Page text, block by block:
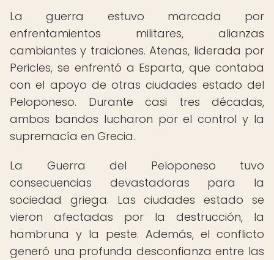
La guerra estuvo marcada por
enfrentamientos militares, alianzas
cambiantes y traiciones. Atenas, liderada por
Pericles, se enfrentó a Esparta, que contaba
con el apoyo de otras ciudades estado del
Peloponeso. Durante casi tres décadas,
ambos bandos lucharon por el control y la
supremacía en Grecia.
La Guerra del Peloponeso tuvo
consecuencias devastadoras para la
sociedad griega. Las ciudades estado se
vieron afectadas por la destrucción, la
hambruna y la peste. Además, el conflicto
generó una profunda desconfianza entre las